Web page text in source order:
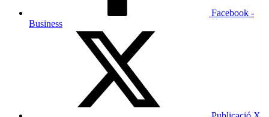
Facebook -
Business